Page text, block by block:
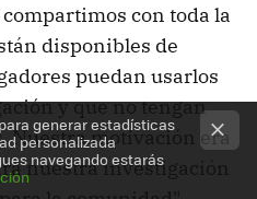
con toda la
disponibles de
puedan usarlos
y que no tengan
Nuestra motivación era
nuestra investigación
generar estadísticas
personalizada
navegando estarás